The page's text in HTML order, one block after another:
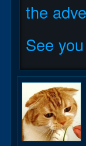
the
See